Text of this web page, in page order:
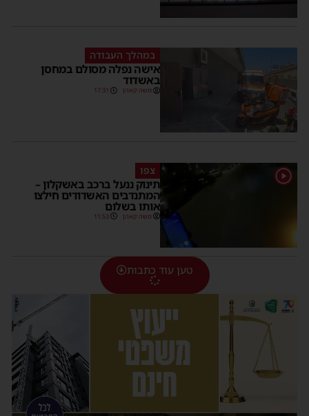
במהלך העבודה
אישה נפלה מסולם במחסן
באשדוד
משה קאהן 17:31
1 צפו
תינוק ננעל ברכב באשקלון –
המתנדבים האשדודים חילצו
אותו בשלום
משה קאהן 11:53
טען עוד כתבות